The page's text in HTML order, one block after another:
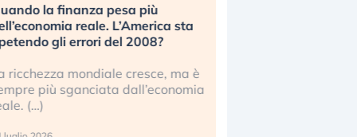
più
sta
2008?
cresce, ma è
dall’economia
Russia e Cina pronti a spegnere
Starlink. Gli investitori stanno
sottovalutando il rischio?
Gli investitori tech continuano a
ignorare il rischio geopolitico: il (…)